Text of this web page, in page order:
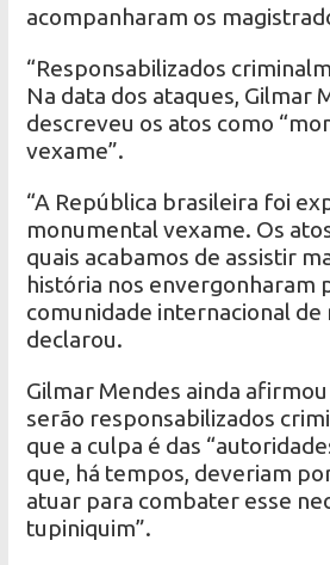
acompanharam os
“Responsabilizados
Na data dos ataques, Gilmar
descreveu os atos como
vexame”.
“A República brasileira foi
monumental vexame. Os
quais acabamos de assistir
história nos envergonharam
comunidade internacional de
declarou.
Gilmar Mendes ainda
serão responsabilizados
que a culpa é das
que, há tempos, deveriam
atuar para combater esse
tupiniquim”.